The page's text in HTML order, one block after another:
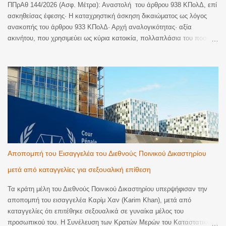
ΠΠρΑθ 144/2026 (Ασφ. Μέτρα): Αναστολή του άρθρου 938 ΚΠολΔ, επί
ασκηθείσας έφεσης· H καταχρηστική άσκηση δικαιώματος ως λόγος
ανακοπής του άρθρου 933 ΚΠολΔ· Αρχή αναλογικότητας· αξία
ακινήτου, που χρησιμεύει ως κύρια κατοικία, πολλαπλάσια του ποσού
ως προς το περιουσιακό αντικείμενο που θα μπορούσε να επιβάλει
αναγκαστική κατάσχεση και να ικανοποιηθεί· Προφανής δυσαναλογία
μεταξύ του χρησιμοποιούμενου μέσου και του επιδιωκόμενου σκοπού
και υπέρβαση της αρχής της αναλογικότητας. Αναστέλλεται η
διαδικασία της αναγκαστικής εκτέλεσης, μέχρι την έκδοση απόφασης
επί της έφεσης. Η απόφαση δημοσιεύεται με επιμέλεια του δικηγόρου
Πειραιά Γεωργίου Λ. Καλτσά. Η Απόφαση Εδώ
Αποπομπή του Εισαγγελέα του Διεθνούς Ποινικού Δικαστηρίου
μετά από καταγγελίες για σεξουαλική επίθεση
Τα κράτη μέλη του Διεθνούς Ποινικού Δικαστηρίου υπερψήφισαν την
αποπομπή του εισαγγελέα Καρίμ Χαν (Karim Khan), μετά από
καταγγελίες ότι επιτέθηκε σεξουαλικά σε γυναίκα μέλος του
προσωπικού του. Η Συνέλευση των Κρατών Μερών του Καταστατικού